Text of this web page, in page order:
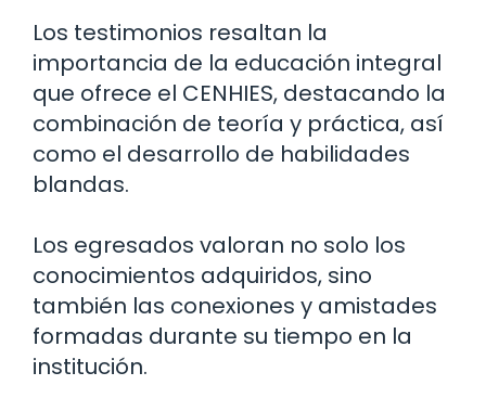
Los testimonios resaltan la
importancia de la educación integral
que ofrece el CENHIES, destacando la
combinación de teoría y práctica, así
como el desarrollo de habilidades
blandas.
Los egresados valoran no solo los
conocimientos adquiridos, sino
también las conexiones y amistades
formadas durante su tiempo en la
institución.